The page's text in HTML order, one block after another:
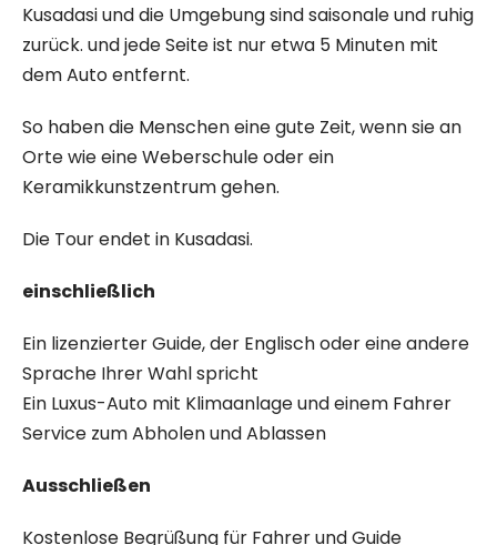
Kusadasi und die Umgebung sind saisonale und ruhig
zurück. und jede Seite ist nur etwa 5 Minuten mit
dem Auto entfernt.
So haben die Menschen eine gute Zeit, wenn sie an
Orte wie eine Weberschule oder ein
Keramikkunstzentrum gehen.
Die Tour endet in Kusadasi.
einschließlich
Ein lizenzierter Guide, der Englisch oder eine andere
Sprache Ihrer Wahl spricht
Ein Luxus-Auto mit Klimaanlage und einem Fahrer
Service zum Abholen und Ablassen
Ausschließen
Kostenlose Begrüßung für Fahrer und Guide